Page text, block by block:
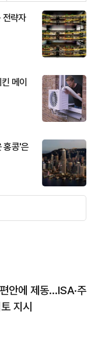
전략자
메이
홍콩'은
안에 제동…ISA·주
지시